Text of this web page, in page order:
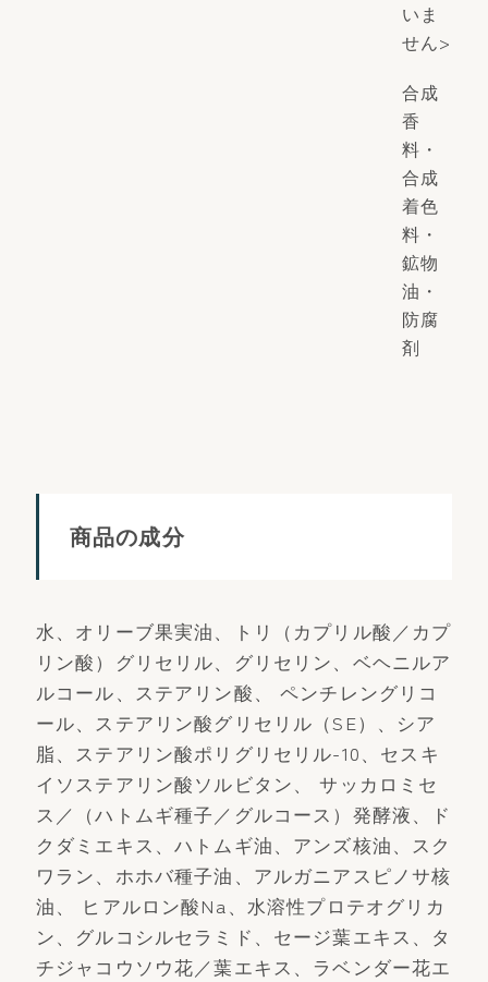
いま
せん>
合成
香
料・
合成
着色
料・
鉱物
油・
防腐
剤
商品の成分
水、オリーブ果実油、トリ（カプリル酸／カプ
リン酸）グリセリル、グリセリン、ベヘニルア
ルコール、ステアリン酸、 ペンチレングリコ
ール、ステアリン酸グリセリル（SE）、シア
脂、ステアリン酸ポリグリセリル-10、セスキ
イソステアリン酸ソルビタン、 サッカロミセ
ス／（ハトムギ種子／グルコース）発酵液、ド
クダミエキス、ハトムギ油、アンズ核油、スク
ワラン、ホホバ種子油、アルガニアスピノサ核
油、 ヒアルロン酸Na、水溶性プロテオグリカ
ン、グルコシルセラミド、セージ葉エキス、タ
チジャコウソウ花／葉エキス、ラベンダー花エ